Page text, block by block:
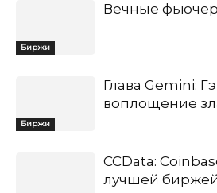
Биржи
Вечные
Биржи
Глава Gemini:
воплощение
CCData:
лучшей